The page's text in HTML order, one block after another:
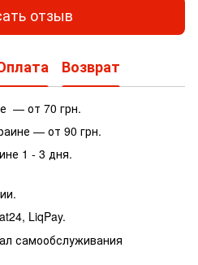
отзыв
Возврат
— от 70 грн.
— от 90 грн.
1 - 3 дня.
LiqPay.
самообслуживания